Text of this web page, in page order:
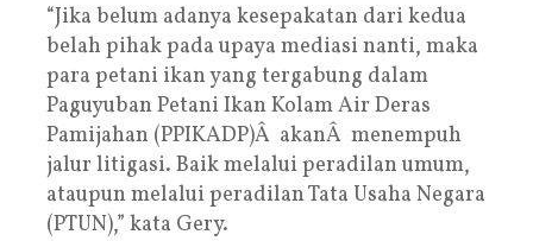
“Jika belum adanya kesepakatan dari kedua
belah pihak pada upaya mediasi nanti, maka
para petani ikan yang tergabung dalam
Paguyuban Petani Ikan Kolam Air Deras
Pamijahan (PPIKADP)Â akanÂ menempuh
jalur litigasi. Baik melalui peradilan umum,
ataupun melalui peradilan Tata Usaha Negara
(PTUN),” kata Gery.